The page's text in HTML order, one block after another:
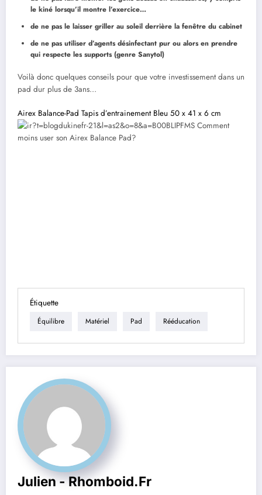
le kiné lorsqu’il montre l’exercice…
de ne pas le laisser griller au soleil derrière la fenêtre du cabinet
de ne pas utiliser d’agents désinfectant pur ou alors en prendre
qui respecte les supports (genre Sanytol)
Voilà donc quelques conseils pour que votre investissement dans un
pad dur plus de 3ans…
Airex Balance-Pad Tapis d’entrainement Bleu 50 x 41 x 6 cm
Étiquette
Équilibre Matériel Pad Rééducation
Julien - Rhomboid.fr